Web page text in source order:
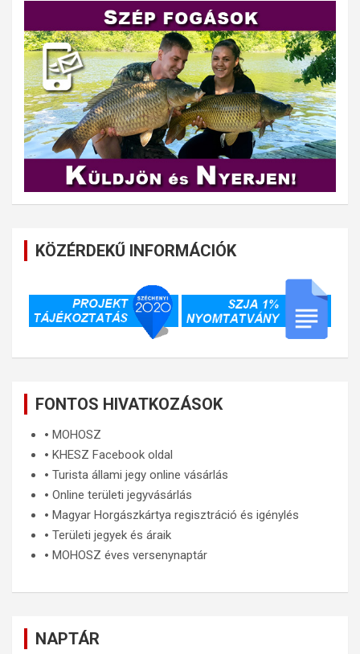
KÖZÉRDEKŰ INFORMÁCIÓK
FONTOS HIVATKOZÁSOK
🞄 MOHOSZ
🞄 KHESZ Facebook oldal
🞄 Turista állami jegy online vásárlás
🞄 Online területi jegyvásárlás
🞄 Magyar Horgászkártya regisztráció és igénylés
🞄 Területi jegyek és áraik
🞄 MOHOSZ éves versenynaptár
NAPTÁR